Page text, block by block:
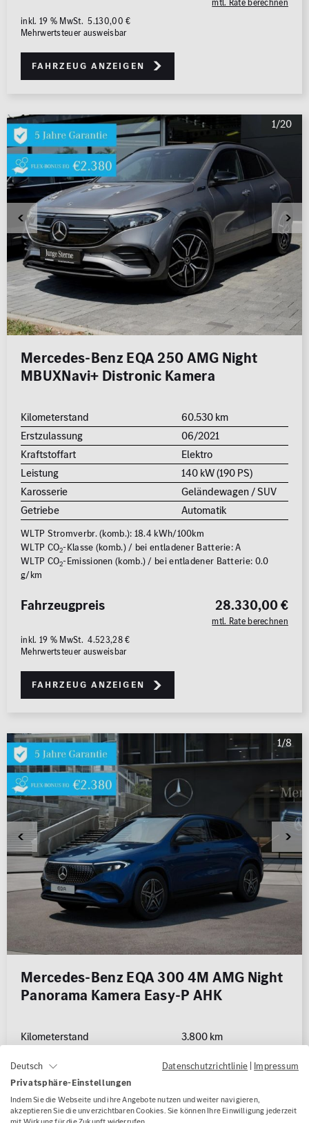
inkl. 19 % MwSt. 5.130,00 €
Mehrwertsteuer ausweisbar
Fahrzeug anzeigen
1/20
Mercedes-Benz EQA 250 AMG Night
MBUXNavi+ Distronic Kamera
Kilometerstand
60.530 km
Erstzulassung
06/2021
Kraftstoffart
Elektro
Leistung
140 kW (190 PS)
Karosserie
Geländewagen / SUV
Getriebe
Automatik
WLTP Stromverbr. (komb.): 18.4 kWh/100km
WLTP CO2-Klasse (komb.) / bei entladener Batterie: A
WLTP CO2-Emissionen (komb.) / bei entladener Batterie: 0.0
g/km
28.330,00 €
mtl. Rate berechnen
Fahrzeugpreis
inkl. 19 % MwSt. 4.523,28 €
Mehrwertsteuer ausweisbar
Fahrzeug anzeigen
1/8
Mercedes-Benz EQA 300 4M AMG Night
Panorama Kamera Easy-P AHK
Kilometerstand
3.800 km
Kraftstoffart
Elektro
Karosserie
Geländewagen / SUV
Deutsch Datenschutzrichtlinie | Impressum
Privatsphäre-Einstellungen
Indem Sie die Webseite und ihre Angebote nutzen und weiter navigieren,
akzeptieren Sie die unverzichtbaren Cookies. Sie können Ihre Einwilligung jederzeit